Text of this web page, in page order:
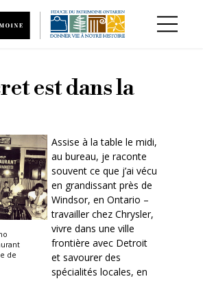
est dans la
de
Assise à la table le midi,
au bureau, je raconte
souvent ce que j’ai vécu
en grandissant près de
Windsor, en Ontario –
travailler chez Chrysler,
vivre dans une ville
frontière avec Detroit
et savourer des
spécialités locales, en